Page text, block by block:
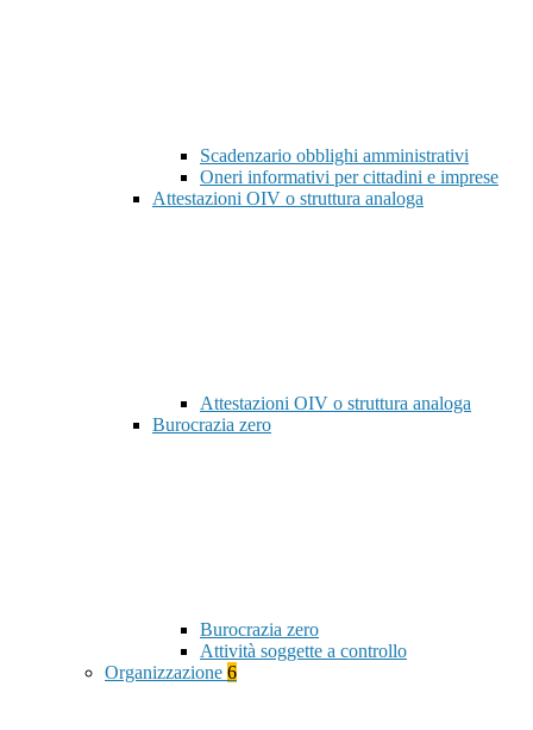
Scadenzario obblighi amministrativi
Oneri informativi per cittadini e imprese
Attestazioni OIV o struttura analoga
Attestazioni OIV o struttura analoga
Burocrazia zero
Burocrazia zero
Attività soggette a controllo
Organizzazione 6